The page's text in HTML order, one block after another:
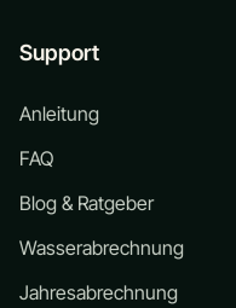
Support
Anleitung
FAQ
Blog & Ratgeber
Wasserabrechnung
Jahresabrechnung